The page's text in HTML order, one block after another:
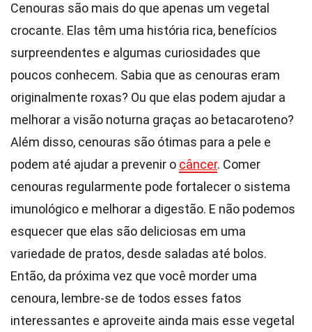
Cenouras são mais do que apenas um vegetal
crocante. Elas têm uma história rica, benefícios
surpreendentes e algumas curiosidades que
poucos conhecem. Sabia que as cenouras eram
originalmente roxas? Ou que elas podem ajudar a
melhorar a visão noturna graças ao betacaroteno?
Além disso, cenouras são ótimas para a pele e
podem até ajudar a prevenir o câncer. Comer
cenouras regularmente pode fortalecer o sistema
imunológico e melhorar a digestão. E não podemos
esquecer que elas são deliciosas em uma
variedade de pratos, desde saladas até bolos.
Então, da próxima vez que você morder uma
cenoura, lembre-se de todos esses fatos
interessantes e aproveite ainda mais esse vegetal